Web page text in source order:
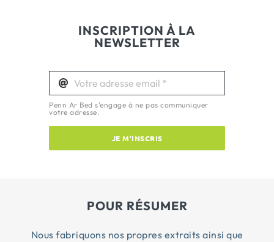
INSCRIPTION À LA
NEWSLETTER
Penn Ar Bed s'engage à ne pas communiquer
votre adresse.
JE M'INSCRIS
POUR RÉSUMER
Nous fabriquons nos propres extraits ainsi que